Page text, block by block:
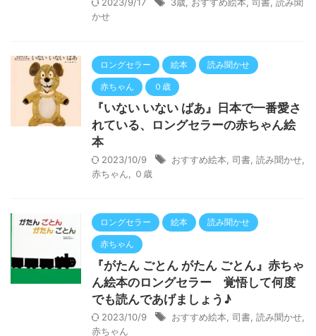
かせ
ロングセラー 絵本 読み聞かせ
赤ちゃん ０歳
『いない いない ばあ』日本で一番愛さ
れている、ロングセラーの赤ちゃん絵
本
2023/10/9 おすすめ絵本 司書 読み聞かせ
赤ちゃん
０歳
ロングセラー 絵本 読み聞かせ
赤ちゃん
『がたん ごとん がたん ごとん』赤ちゃ
ん絵本のロングセラー 覚悟して何度
でも読んであげましょう♪
2023/10/9 おすすめ絵本 司書 読み聞かせ
赤ちゃん